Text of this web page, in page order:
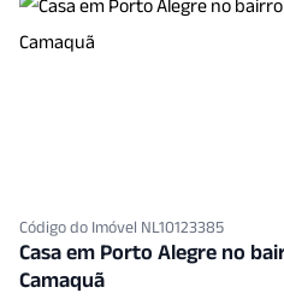
Código do Imóvel NL10123385
Casa em Porto Alegre no
Camaquã